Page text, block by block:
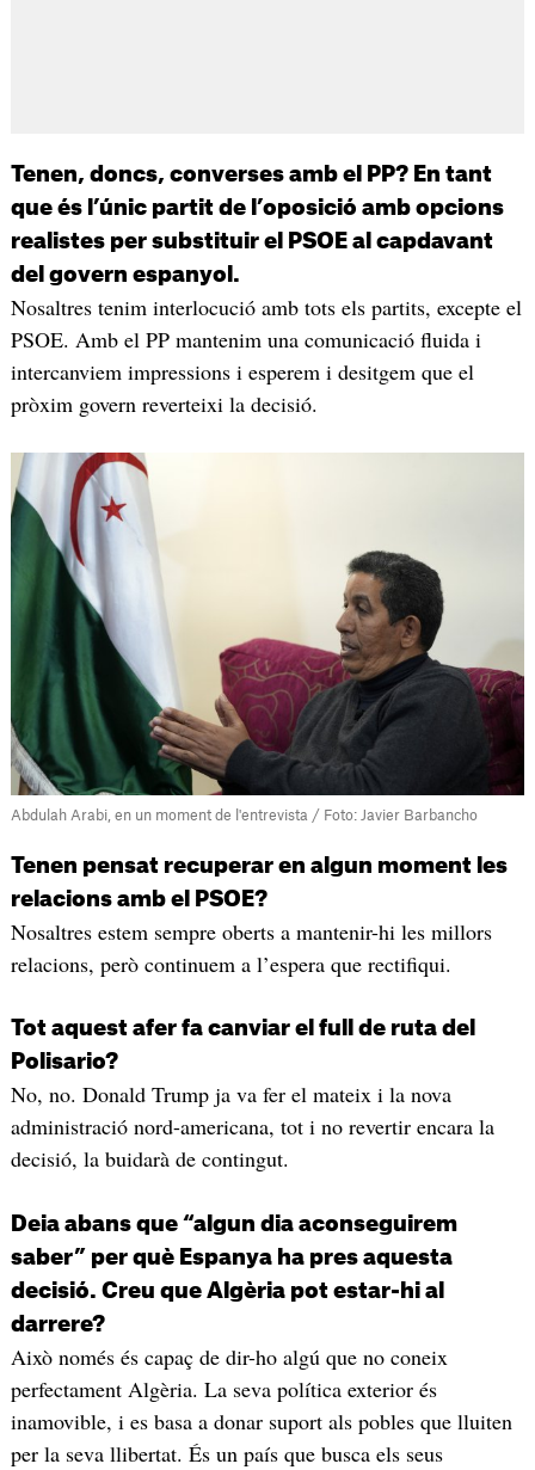
Tenen, doncs, converses amb el PP? En tant
que és l’únic partit de l’oposició amb opcions
realistes per substituir el PSOE al capdavant
del govern espanyol.
Nosaltres tenim interlocució amb tots els partits, excepte el
PSOE. Amb el PP mantenim una comunicació fluida i
intercanviem impressions i esperem i desitgem que el
pròxim govern reverteixi la decisió.
Abdulah Arabi, en un moment de l'entrevista / Foto: Javier Barbancho
Tenen pensat recuperar en algun moment les
relacions amb el PSOE?
Nosaltres estem sempre oberts a mantenir-hi les millors
relacions, però continuem a l’espera que rectifiqui.
Tot aquest afer fa canviar el full de ruta del
Polisario?
No, no. Donald Trump ja va fer el mateix i la nova
administració nord-americana, tot i no revertir encara la
decisió, la buidarà de contingut.
Deia abans que “algun dia aconseguirem
saber” per què Espanya ha pres aquesta
decisió. Creu que Algèria pot estar-hi al
darrere?
Això només és capaç de dir-ho algú que no coneix
perfectament Algèria. La seva política exterior és
inamovible, i es basa a donar suport als pobles que lluiten
per la seva llibertat. És un país que busca els seus